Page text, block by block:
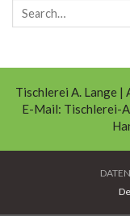
Tischlerei A. Lange |
E-Mail: Tischlerei-